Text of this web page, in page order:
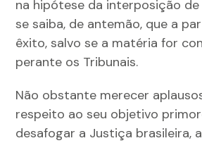
na hipótese da interposição
se saiba, de antemão, que a
êxito, salvo se a matéria for
perante os Tribunais.
Não obstante merecer
respeito ao seu objetivo
desafogar a Justiça brasileira,